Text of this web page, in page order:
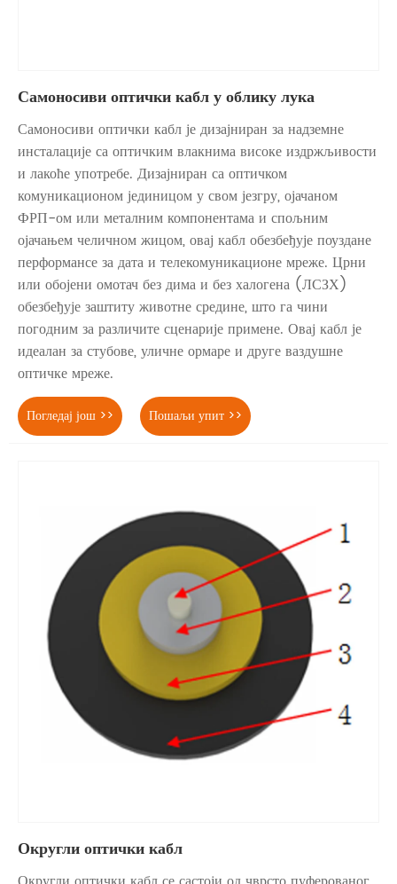
Самоносиви оптички кабл у облику лука
Самоносиви оптички кабл је дизајниран за надземне
инсталације са оптичким влакнима високе издржљивости
и лакоће употребе. Дизајниран са оптичком
комуникационом јединицом у свом језгру, ојачаном
ФРП-ом или металним компонентама и спољним
ојачањем челичном жицом, овај кабл обезбеђује поуздане
перформансе за дата и телекомуникационе мреже. Црни
или обојени омотач без дима и без халогена (ЛСЗХ)
обезбеђује заштиту животне средине, што га чини
погодним за различите сценарије примене. Овај кабл је
идеалан за стубове, уличне ормаре и друге ваздушне
оптичке мреже.
Погледај још >> Пошаљи упит >>
Округли оптички кабл